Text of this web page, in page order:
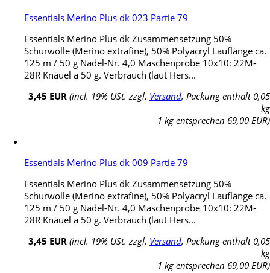
Essentials Merino Plus dk 023 Partie 79
Essentials Merino Plus dk Zusammensetzung 50%
Schurwolle (Merino extrafine), 50% Polyacryl Lauflänge ca.
125 m / 50 g Nadel-Nr. 4,0 Maschenprobe 10x10: 22M-
28R Knäuel a 50 g. Verbrauch (laut Hers...
3,45 EUR (incl. 19% USt. zzgl. Versand, Packung enthält 0,05
kg
1 kg entsprechen 69,00 EUR)
Essentials Merino Plus dk 009 Partie 79
Essentials Merino Plus dk Zusammensetzung 50%
Schurwolle (Merino extrafine), 50% Polyacryl Lauflänge ca.
125 m / 50 g Nadel-Nr. 4,0 Maschenprobe 10x10: 22M-
28R Knäuel a 50 g. Verbrauch (laut Hers...
3,45 EUR (incl. 19% USt. zzgl. Versand, Packung enthält 0,05
kg
1 kg entsprechen 69,00 EUR)